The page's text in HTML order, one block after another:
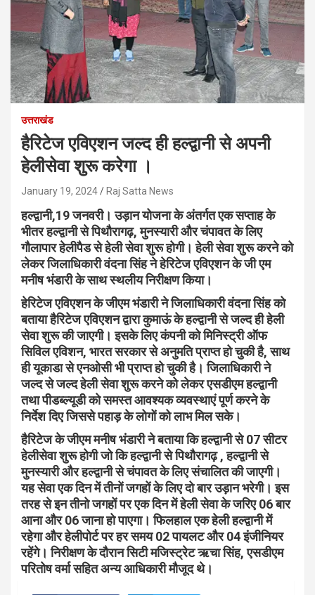
उत्तराखंड
हैरिटेज एविएशन जल्द ही हल्द्वानी से अपनी
हेलीसेवा शुरू करेगा ।
January 19, 2024 Raj Satta News
हल्द्वानी,19 जनवरी। उड़ान योजना के अंतर्गत एक सप्ताह के
भीतर हल्द्वानी से पिथौरागढ़, मुनस्यारी और चंपावत के लिए
गौलापार हेलीपैड से हेली सेवा शुरू होगी। हेली सेवा शुरू करने को
लेकर जिलाधिकारी वंदना सिंह ने हेरिटेज एविएशन के जी एम
मनीष भंडारी के साथ स्थलीय निरीक्षण किया।
हेरिटेज एविएशन के जीएम भंडारी ने जिलाधिकारी वंदना सिंह को
बताया हैरिटेज एविएशन द्वारा कुमाऊं के हल्द्वानी से जल्द ही हेली
सेवा शुरू की जाएगी। इसके लिए कंपनी को मिनिस्ट्री ऑफ
सिविल एविशन, भारत सरकार से अनुमति प्राप्त हो चुकी है, साथ
ही यूकाडा से एनओसी भी प्राप्त हो चुकी है। जिलाधिकारी ने
जल्द से जल्द हेली सेवा शुरू करने को लेकर एसडीएम हल्द्वानी
तथा पीडब्ल्यूडी को समस्त आवश्यक व्यवस्थाएं पूर्ण करने के
निर्देश दिए जिससे पहाड़ के लोगों को लाभ मिल सके।
हैरिटेज के जीएम मनीष भंडारी ने बताया कि हल्द्वानी से 07 सीटर
हेलीसेवा शुरू होगी जो कि हल्द्वानी से पिथौरागढ़ , हल्द्वानी से
मुनस्यारी और हल्द्वानी से चंपावत के लिए संचालित की जाएगी।
यह सेवा एक दिन में तीनों जगहों के लिए दो बार उड़ान भरेगी। इस
तरह से इन तीनो जगहों पर एक दिन में हेली सेवा के जरिए 06 बार
आना और 06 जाना हो पाएगा। फिलहाल एक हेली हल्द्वानी में
रहेगा और हेलीपोर्ट पर हर समय 02 पायलट और 04 इंजीनियर
रहेंगे। निरीक्षण के दौरान सिटी मजिस्ट्रेट ऋचा सिंह, एसडीएम
परितोष वर्मा सहित अन्य आधिकारी मौजूद थे।